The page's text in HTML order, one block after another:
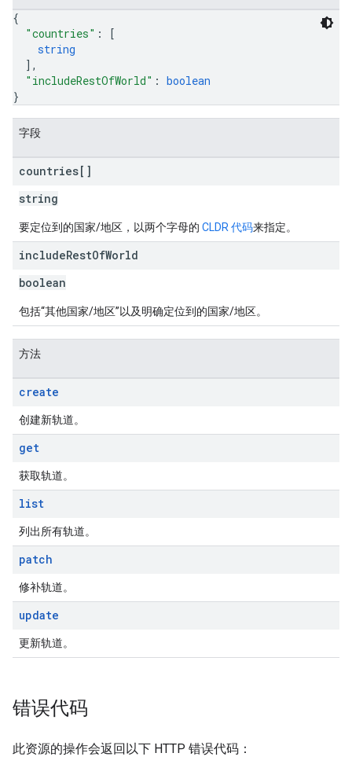
{
"countries" :
[
string
] ,
"includeRestOfWorld" : boolean
}
字段
countries[]
string
要定位到的国家/地区，以两个字母的 CLDR 代码来指定。
includeRestOfWorld
boolean
包括“其他国家/地区”以及明确定位到的国家/地区。
方法
create
创建新轨道。
get
获取轨道。
list
列出所有轨道。
patch
修补轨道。
update
更新轨道。
错误代码
此资源的操作会返回以下 HTTP 错误代码：